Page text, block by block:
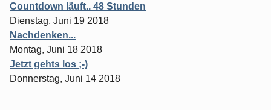
Countdown läuft.. 48 Stunden
Dienstag, Juni 19 2018
Nachdenken...
Montag, Juni 18 2018
Jetzt gehts los ;-)
Donnerstag, Juni 14 2018